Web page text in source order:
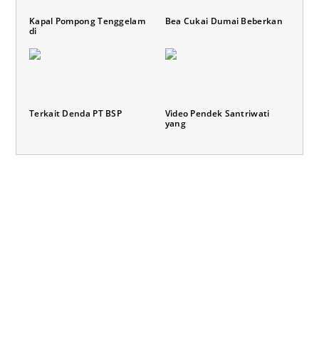
Kapal Pompong Tenggelam
di
Bea Cukai Dumai Beberkan
Terkait Denda PT BSP
Video Pendek Santriwati
yang